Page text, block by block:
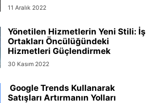
11 Aralık 2022
Yönetilen Hizmetlerin Yeni Stili: İş
Ortakları Öncülüğündeki
Hizmetleri Güçlendirmek
30 Kasım 2022
Google Trends Kullanarak
Satışları Artırmanın Yolları